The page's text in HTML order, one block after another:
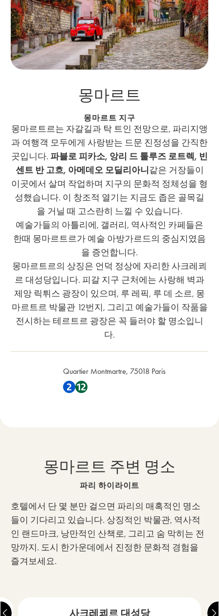
몽마르트
몽마르트 지구
Quartier Montmartre, 75018 Paris
지하철 2 , 지하철 12 근처에 있음
몽마르트르는 자갈길과 탁 트인 전망으로, 파리지앵
과 여행객 모두에게 사랑받는 드문 진정성을 간직한
곳입니다. 파블로 피카소, 앙리 드 툴루즈 로트렉, 빈
센트 반 고흐, 아메데오 모딜리아니 같은 거장들이
이곳에서 살며 작업하며 지구의 문화적 정체성을 형
성했습니다. 이 창조적 열기는 지금도 좁은 골목길
을 거닐 때 고스란히 느낄 수 있습니다.
예술가들의 아틀리에, 갤러리, 역사적인 카페들은
한때 몽마르트르가 예술 아방가르드의 중심지였음
을 증언합니다.
몽마르트르의 상징은 언덕 정상에 자리한 사크레쾨
르 대성당입니다. 피갈 지구 근처에는 사랑해 벽과
제앙 릭튀스 광장이 있으며, 루 레픽, 루 데 소르, 몽
마르트르 박물관 12번지, 그리고 예술가들이 작품을
전시하는 테르트르 광장은 꼭 들러야 할 명소입니
다.
몽마르트 주변 명소
파리 하이라이트
호텔에서 단 몇 분만 걸으면 파리의 매혹적인 명소
들이 기다리고 있습니다. 상징적인 박물관, 역사적
인 랜드마크, 낭만적인 산책로, 그리고 숨 막히는 전
망까지. 도시 한가운데에서 진정한 문화적 경험을
즐겨보세요.
사크레쾨르 대성당